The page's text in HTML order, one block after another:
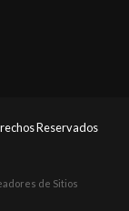
Reservados
de Sitios